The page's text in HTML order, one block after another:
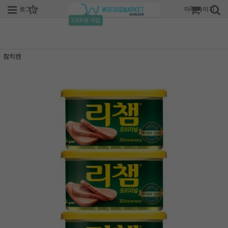
로그인 회원가입
2,000원 적립
주문조회 마이페이지
참치캔